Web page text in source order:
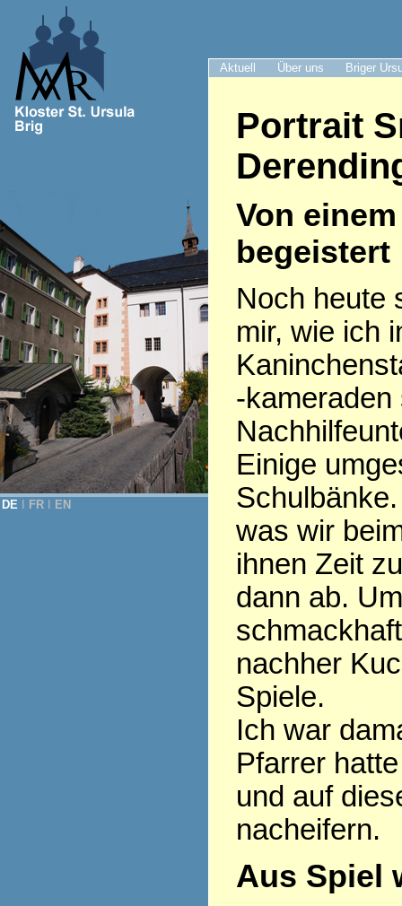
Aktuell Über uns Briger
DE FR EN
Portrait
Von
begeistert
Noch heute
mir, wie ich
-
Einige
was wir
ihnen Zeit
dann ab.
nachher
Spiele.
Ich war
Pfarrer
und auf
nacheifern.
Aus Spiel